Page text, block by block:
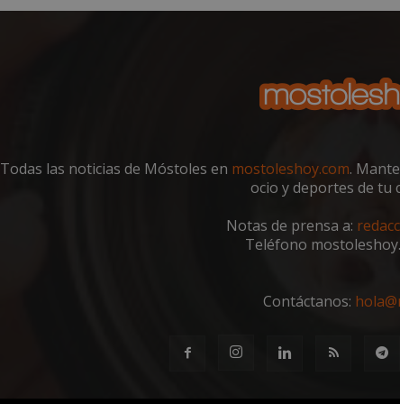
Todas las noticias de Móstoles en mostoleshoy.com.
ocio y deportes de tu
Notas de prensa a:
Teléfono
Contáctanos: